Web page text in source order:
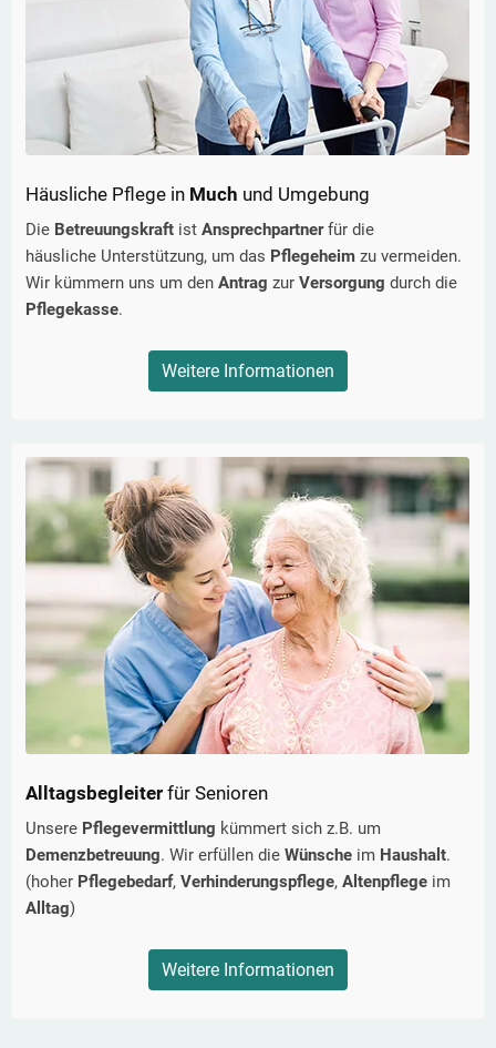
Häusliche Pflege in Much und Umgebung
Die Betreuungskraft ist Ansprechpartnerfür die
häusliche Unterstützung, um das Pflegeheim zu vermeiden.
Wir kümmern uns um den Antrag zur Versorgung durch die
Pflegekasse.
Weitere Informationen
Alltagsbegleiter für Senioren
Unsere Pflegevermittlung kümmert sich z.B. um
Demenzbetreuung. Wir erfüllen die Wünsche im Haushalt.
(hoher Pflegebedarf, Verhinderungspflege, Altenpflege im
Alltag)
Weitere Informationen